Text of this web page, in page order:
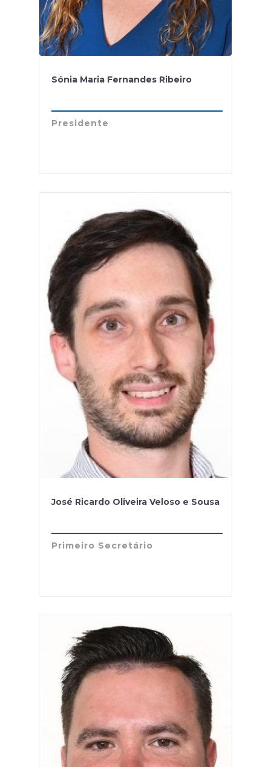
Sónia Maria Fernandes Ribeiro
Presidente
José Ricardo Oliveira Veloso e Sousa
Primeiro Secretário